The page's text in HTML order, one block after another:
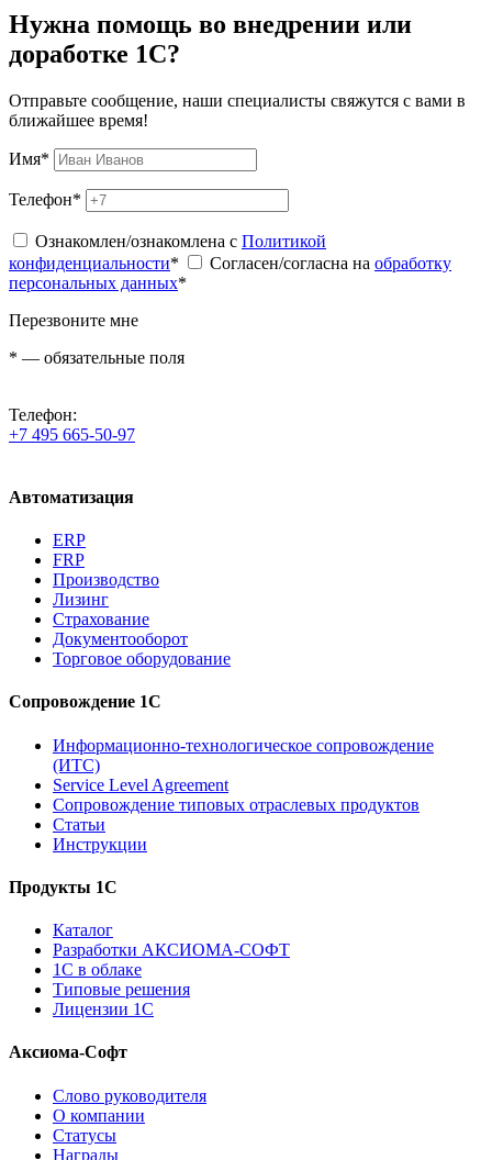
Нужна помощь во внедрении или
доработке 1С?
Отправьте сообщение, наши специалисты свяжутся с вами в
ближайшее время!
Имя*
Телефон*
Ознакомлен/ознакомлена с Политикой
конфиденциальности* Согласен/согласна на обработку
персональных данных*
Перезвоните мне
* — обязательные поля
Телефон:
+7 495 665-50-97
Автоматизация
ERP
FRP
Производство
Лизинг
Страхование
Документооборот
Торговое оборудование
Сопровождение 1С
Информационно-технологическое сопровождение
(ИТС)
Service Level Agreement
Сопровождение типовых отраслевых продуктов
Статьи
Инструкции
Продукты 1С
Каталог
Разработки АКСИОМА-СОФТ
1С в облаке
Типовые решения
Лицензии 1С
Аксиома-Софт
Слово руководителя
О компании
Статусы
Награды